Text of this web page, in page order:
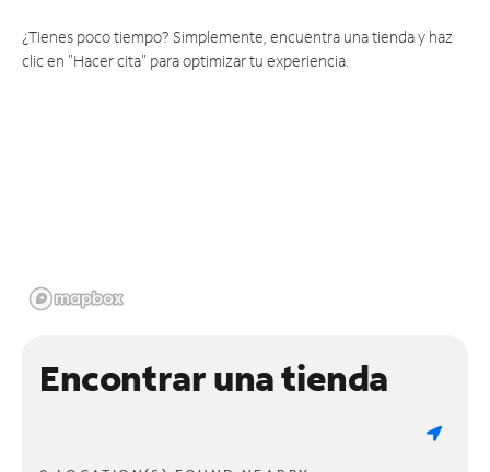
¿Tienes poco tiempo? Simplemente, encuentra una tienda y haz
clic en "Hacer cita" para optimizar tu experiencia.
Encontrar una tienda